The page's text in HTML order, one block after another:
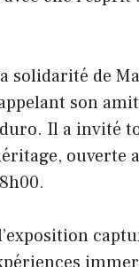
solidarité de
son
Il a invité
ouverte